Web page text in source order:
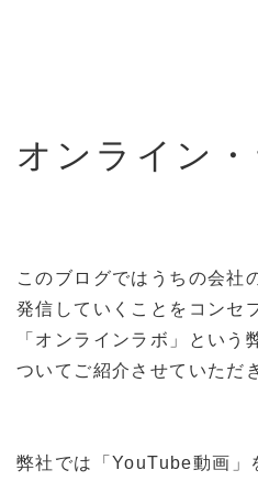
オンライン・
このブログではうちの会社
発信していくことをコンセ
「オンラインラボ」という
ついてご紹介させていただ
弊社では「YouTube動画」